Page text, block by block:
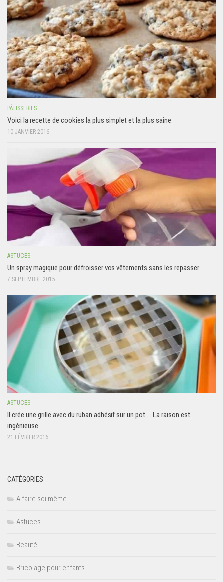
PÂTISSERIES
Voici la recette de cookies la plus simplet et la plus saine
10 JANVIER 2016
ASTUCES
Un spray magique pour défroisser vos vêtements sans les repasser
7 SEPTEMBRE 2015
ASTUCES
Il crée une grille avec du ruban adhésif sur un pot … La raison est
ingénieuse
21 FÉVRIER 2016
CATÉGORIES
A faire soi même
Astuces
Beauté
Bricolage pour enfants